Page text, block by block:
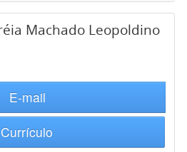
Machado Leopoldino
E-mail
Currículo